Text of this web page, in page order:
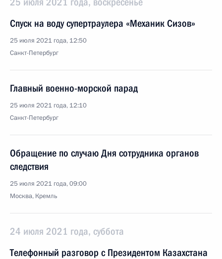
Спуск на воду супертраулера «Механик Сизов»
25 июля 2021 года, 12:50
Санкт-Петербург
Главный военно-морской парад
25 июля 2021 года, 12:10
Санкт-Петербург
Обращение по случаю Дня сотрудника органов
следствия
25 июля 2021 года, 09:00
Москва, Кремль
24 июля 2021 года, суббота
Телефонный разговор с Президентом Казахстана